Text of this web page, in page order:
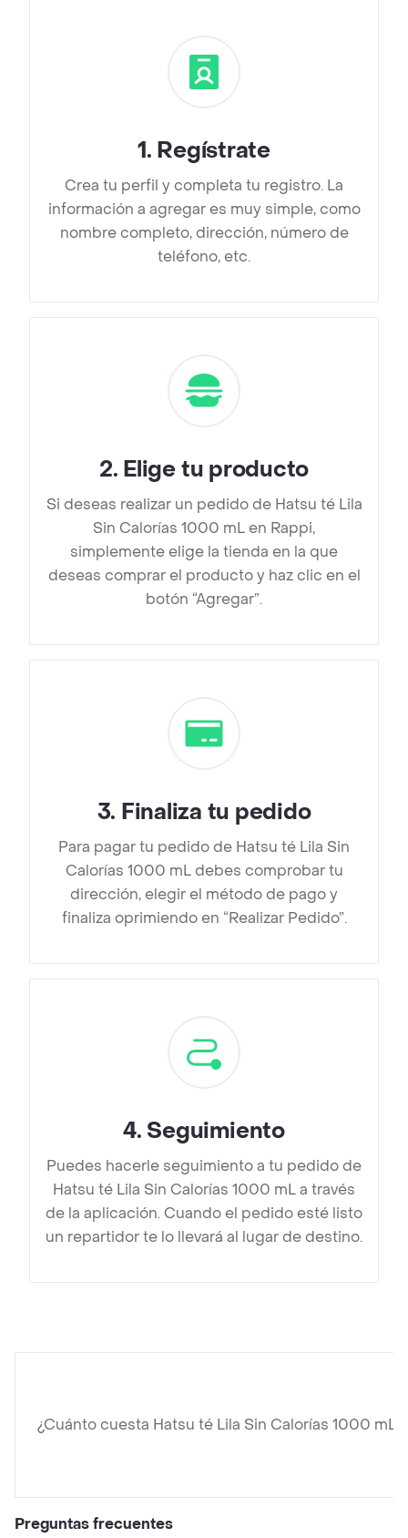
1. Regístrate
Crea tu perfil y completa tu registro. La
información a agregar es muy simple, como
nombre completo, dirección, número de
teléfono, etc.
2. Elige tu producto
Si deseas realizar un pedido de Hatsu té Lila
Sin Calorías 1000 mL en Rappi,
simplemente elige la tienda en la que
deseas comprar el producto y haz clic en el
botón “Agregar”.
3. Finaliza tu pedido
Para pagar tu pedido de Hatsu té Lila Sin
Calorías 1000 mL debes comprobar tu
dirección, elegir el método de pago y
finaliza oprimiendo en “Realizar Pedido”.
4. Seguimiento
Puedes hacerle seguimiento a tu pedido de
Hatsu té Lila Sin Calorías 1000 mL a través
de la aplicación. Cuando el pedido esté listo
un repartidor te lo llevará al lugar de destino.
¿Cuánto cuesta Hatsu té Lila Sin Calorías 1000 mL?
Preguntas frecuentes